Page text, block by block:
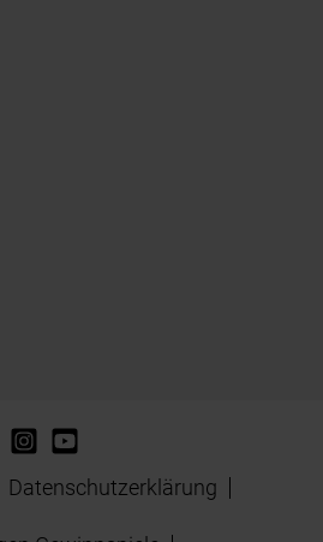
Datenschutzerklärung